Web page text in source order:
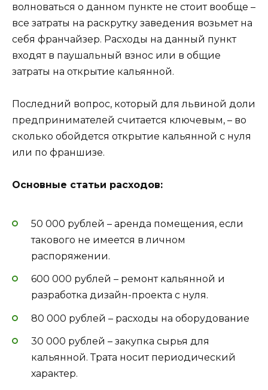
волноваться о данном пункте не стоит вообще –
все затраты на раскрутку заведения возьмет на
себя франчайзер. Расходы на данный пункт
входят в паушальный взнос или в общие
затраты на открытие кальянной.
Последний вопрос, который для львиной доли
предпринимателей считается ключевым, – во
сколько обойдется открытие кальянной с нуля
или по франшизе.
Основные статьи расходов:
50 000 рублей – аренда помещения, если
такового не имеется в личном
распоряжении.
600 000 рублей – ремонт кальянной и
разработка дизайн-проекта с нуля.
80 000 рублей – расходы на оборудование
30 000 рублей – закупка сырья для
кальянной. Трата носит периодический
характер.